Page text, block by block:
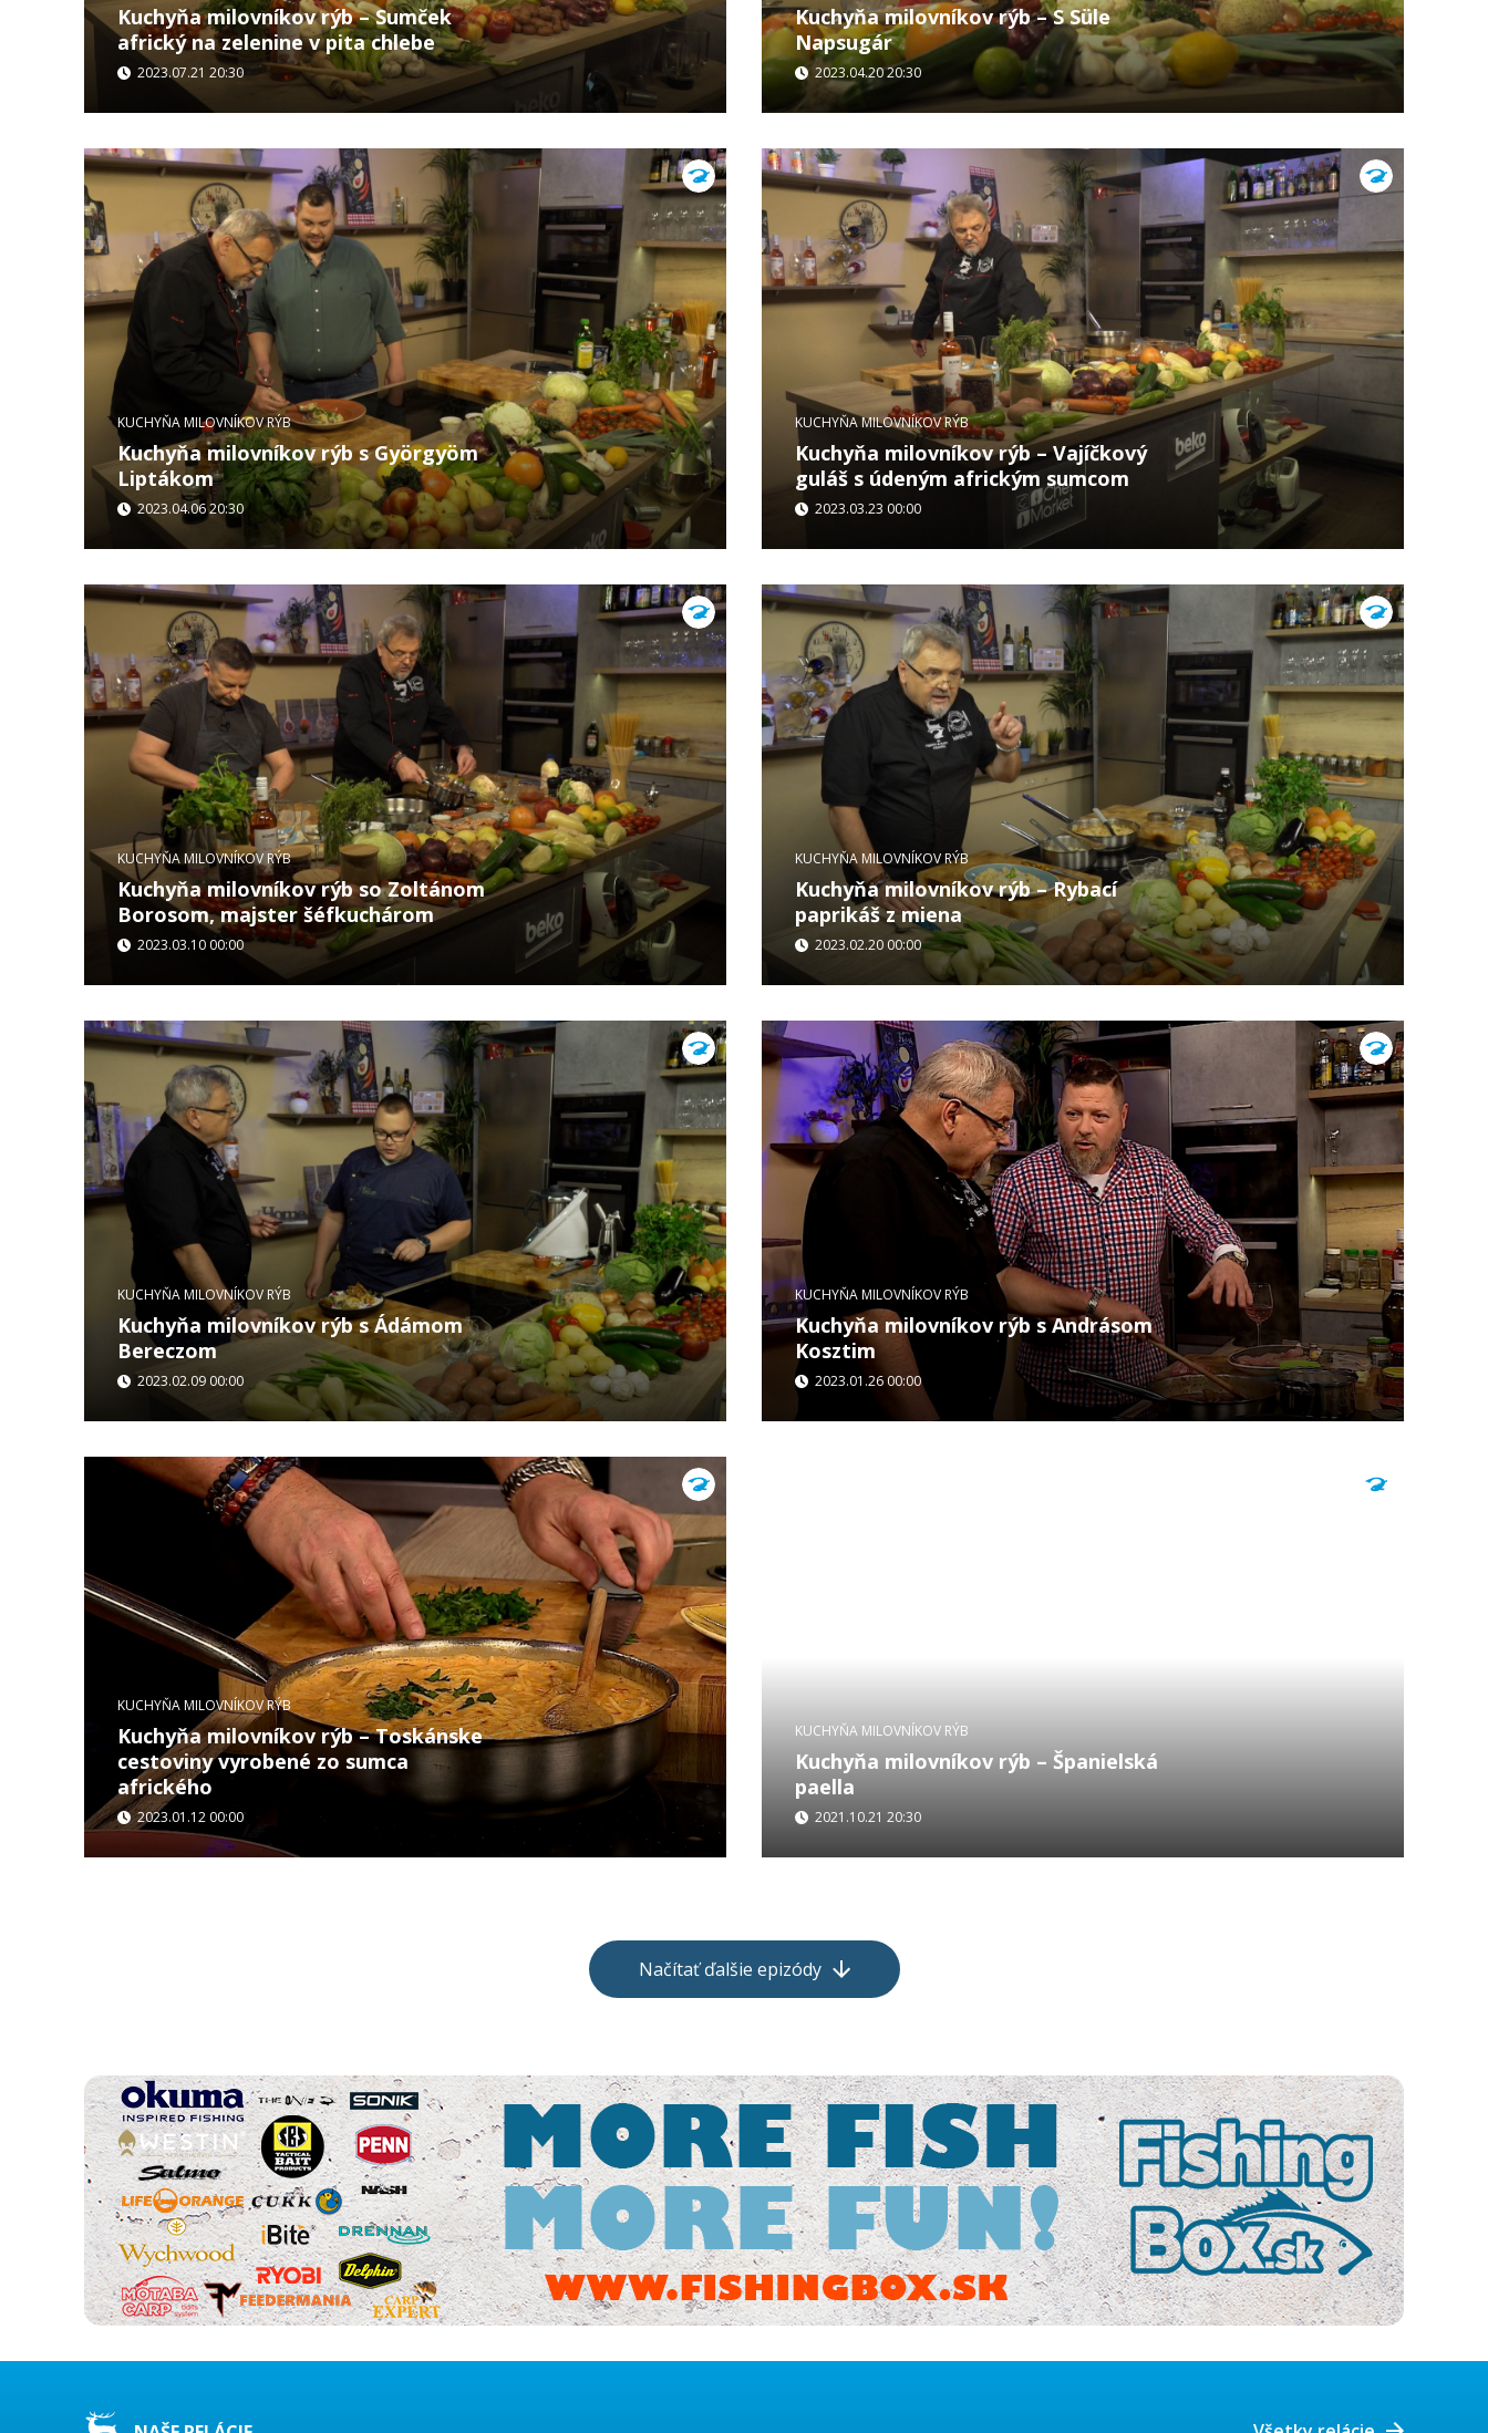
Kuchyňa milovníkov rýb – Sumček
africký na zelenine v pita chlebe
2023.07.21 20:30
Kuchyňa milovníkov rýb – S Süle
Napsugár
2023.04.20 20:30
...
KUCHYŇA MILOVNÍKOV RÝB
Kuchyňa milovníkov rýb s Györgyöm
Liptákom
2023.04.06 20:30
KUCHYŇA MILOVNÍKOV RÝB
Kuchyňa milovníkov rýb – Vajíčkový
guláš s údeným africkým sumcom
2023.03.23 00:00
KUCHYŇA MILOVNÍKOV RÝB
Kuchyňa milovníkov rýb so Zoltánom
Borosom, majster šéfkuchárom
2023.03.10 00:00
KUCHYŇA MILOVNÍKOV RÝB
Kuchyňa milovníkov rýb – Rybací
paprikáš z miena
2023.02.20 00:00
...
KUCHYŇA MILOVNÍKOV RÝB
Kuchyňa milovníkov rýb s Ádámom
Bereczom
2023.02.09 00:00
KUCHYŇA MILOVNÍKOV RÝB
Kuchyňa milovníkov rýb s Andrásom
Kosztim
2023.01.26 00:00
KUCHYŇA MILOVNÍKOV RÝB
Kuchyňa milovníkov rýb – Toskánske
cestoviny vyrobené zo sumca
afrického
2023.01.12 00:00
...
KUCHYŇA MILOVNÍKOV RÝB
Kuchyňa milovníkov rýb – Španielská
paella
2021.10.21 20:30
Načítať ďalšie epizódy